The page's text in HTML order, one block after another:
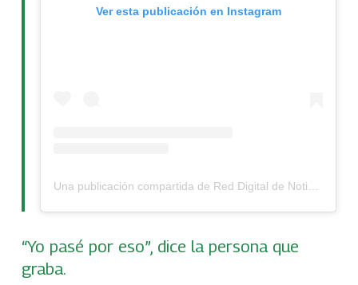
Ver esta publicación en Instagram
“Yo pasé por eso”, dice la persona que
graba.